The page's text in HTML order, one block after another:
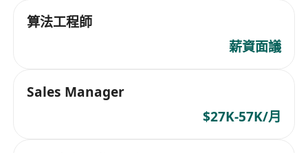
算法工程師
薪資面議
Sales Manager
$27K-57K/月